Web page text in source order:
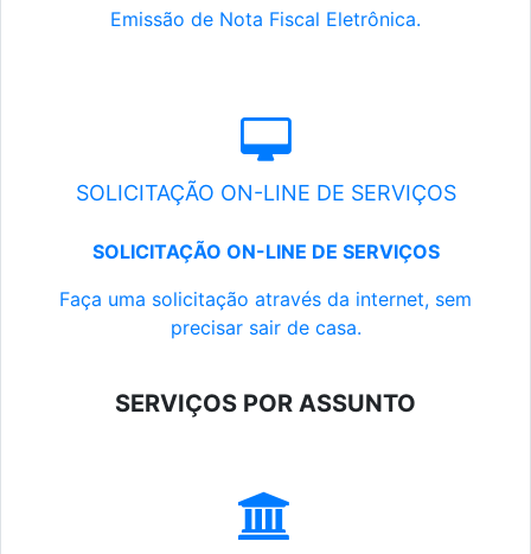
Emissão de Nota Fiscal Eletrônica.
SOLICITAÇÃO ON-LINE DE SERVIÇOS
SOLICITAÇÃO ON-LINE DE SERVIÇOS
Faça uma solicitação através da internet, sem
precisar sair de casa.
SERVIÇOS POR ASSUNTO